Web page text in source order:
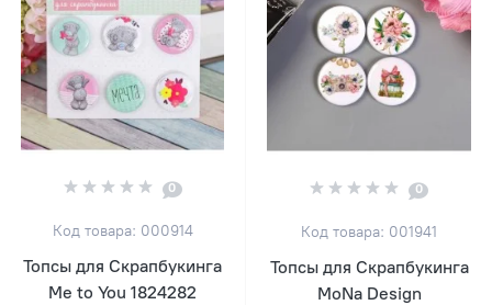
0
Код товара: 000914
Топсы для Скрапбукинга
Me to You 1824282
0
Код товара: 001941
Топсы для Скрапбукинга
MoNa Design